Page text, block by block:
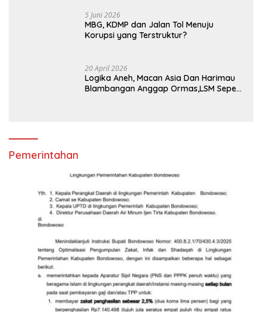
5 Juni 2026
MBG, KDMP dan Jalan Tol Menuju
Korupsi yang Terstruktur?
20 April 2026
Logika Aneh, Macan Asia Dan Harimau
Blambangan Anggap Ormas,LSM Seperti
Pemerintahan